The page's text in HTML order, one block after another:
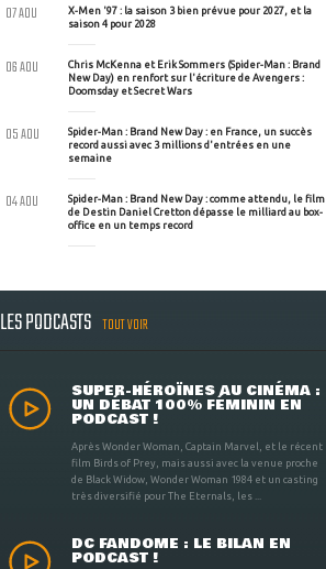
X-Men '97 : la saison 3 bien prévue pour 2027, et la
saison 4 pour 2028
07 AOU
Chris McKenna et Erik Sommers (Spider-Man : Brand
New Day) en renfort sur l'écriture de Avengers :
Doomsday et Secret Wars
06 AOU
Spider-Man : Brand New Day : en France, un succès
record aussi avec 3 millions d'entrées en une
semaine
05 AOU
Spider-Man : Brand New Day : comme attendu, le film
de Destin Daniel Cretton dépasse le milliard au box-
office en un temps record
04 AOU
LES PODCASTS TOUT VOIR
SUPER-HÉROÏNES AU CINÉMA :
UN DÉBAT 100% FÉMININ EN
PODCAST !
Après Wonder Woman, Captain Marvel, et le récent
film Birds of Prey, mais aussi avec la venue proche
de Black Widow, Wonder Woman 1984 et un casting
très diversifié pour The Eternals, les ...
DC FANDOME : LE BILAN EN
PODCAST !